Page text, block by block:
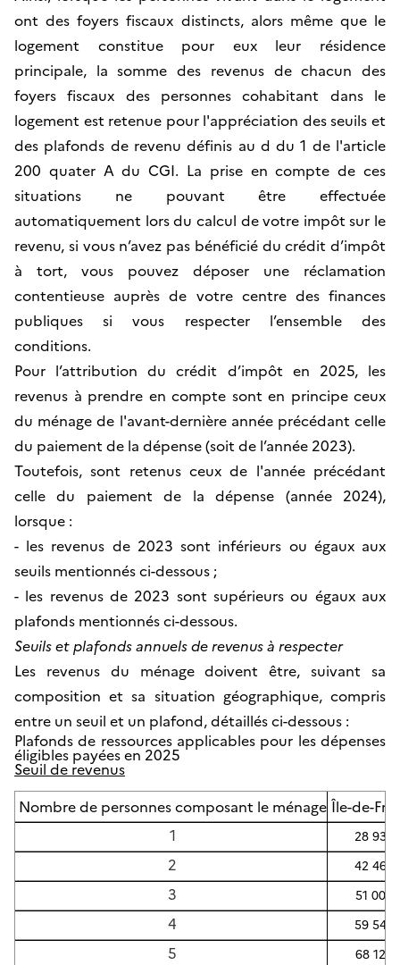
ont des foyers fiscaux distincts, alors même que le
logement constitue pour eux leur résidence
principale, la somme des revenus de chacun des
foyers fiscaux des personnes cohabitant dans le
logement est retenue pour l'appréciation des seuils et
des plafonds de revenu définis au d du 1 de l'article
200 quater A du CGI. La prise en compte de ces
situations ne pouvant être effectuée
automatiquement lors du calcul de votre impôt sur le
revenu, si vous n’avez pas bénéficié du crédit d’impôt
à tort, vous pouvez déposer une réclamation
contentieuse auprès de votre centre des finances
publiques si vous respecter l’ensemble des
conditions.
Pour l’attribution du crédit d’impôt en 2025, les
revenus à prendre en compte sont en principe ceux
du ménage de l'avant-dernière année précédant celle
du paiement de la dépense (soit de l’année 2023).
Toutefois, sont retenus ceux de l'année précédant
celle du paiement de la dépense (année 2024),
lorsque :
- les revenus de 2023 sont inférieurs ou égaux aux
seuils mentionnés ci-dessous ;
- les revenus de 2023 sont supérieurs ou égaux aux
plafonds mentionnés ci-dessous.
Seuils et plafonds annuels de revenus à respecter
Les revenus du ménage doivent être, suivant sa
composition et sa situation géographique, compris
entre un seuil et un plafond, détaillés ci-dessous :
Plafonds de ressources applicables pour les dépenses
éligibles payées en 2025
Seuil de revenus
Nombre de personnes composant le ménage Île-de-
1
28 933
2 42 463
3 51 000
4 59 549
5 68 123